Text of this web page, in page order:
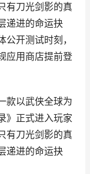
有刀光剑影的真
递进的命运抉
开测试时刻，
应用商店提前登
款以武侠全球为
》正式进入玩家
有刀光剑影的真
递进的命运抉